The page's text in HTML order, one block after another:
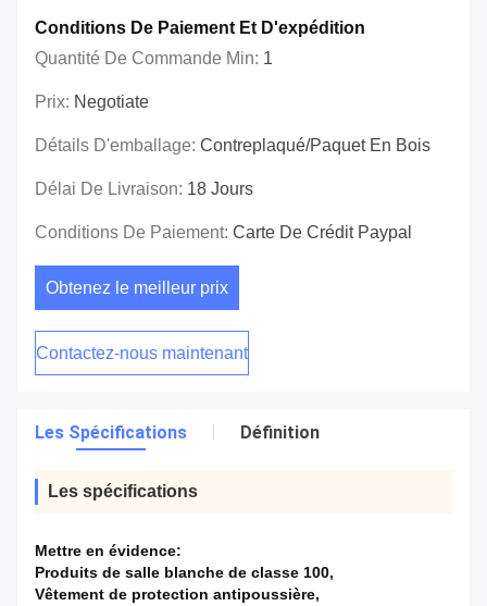
Conditions De Paiement Et D'expédition
Quantité De Commande Min: 1
Prix: Negotiate
Détails D'emballage: Contreplaqué/paquet En Bois
Délai De Livraison: 18 Jours
Conditions De Paiement: Carte De Crédit Paypal
Obtenez le meilleur prix
Contactez-nous maintenant
Les Spécifications Définition
Les spécifications
Mettre en évidence:
Produits de salle blanche de classe 100,
Vêtement de protection antipoussière,